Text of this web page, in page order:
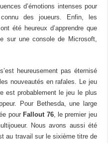
d’émotions intenses pour
des joueurs. Enfin, les
été heureux d’apprendre que
sur une console de Microsoft,
heureusement pas éternisé
nouveautés en rafales. Le jeu
est probablement le jeu le plus
Pour Bethesda, une large
pour Fallout 76, le premier jeu
Nous avons aussi été
au travail sur le sixième titre de